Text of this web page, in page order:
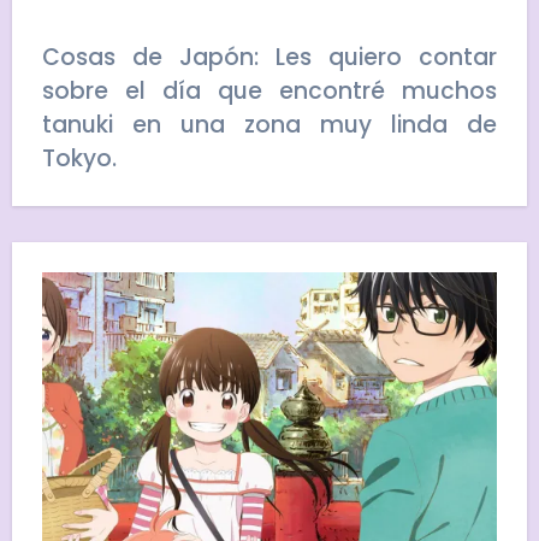
Cosas de Japón: Les quiero contar
sobre el día que encontré muchos
tanuki en una zona muy linda de
Tokyo.